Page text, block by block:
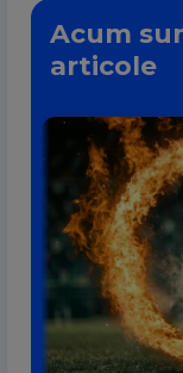
Acum
articole